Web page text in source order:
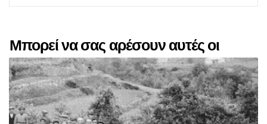
Μπορεί να σας αρέσουν αυτές οι
αναρτήσεις